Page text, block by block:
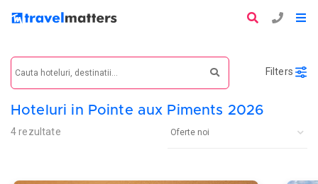
Filters
Hoteluri in Pointe aux Piments 2026
4 rezultate